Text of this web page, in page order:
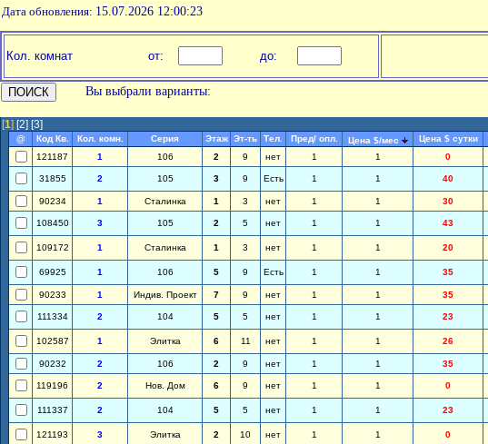
Дата обновления: 15.07.2026 12:00:23
Кол. комнат от: до:
Вы выбрали варианты:
[1] [2] [3]
@ Код Кв. Кол. комн. Серия Этаж Эт-ть Тел. Пред/ опл. Цена $/мес Цена $ сутки
121187
1 106 2 9 нет 1 1 0
31855 2 105 3 9 Есть 1 1 40
90234 1 Сталинка 1 3 нет 1 1 30
108450 3 105 2 5 нет 1 1 43
109172 1 Сталинка 1 3 нет 1 1 20
69925 1 106 5 9 Есть 1 1 35
90233 1 Индив. Проект 7 9 нет 1 1 35
111334 2 104 5 5 нет 1 1 23
102587 1 Элитка 6 11 нет 1 1 26
90232 2 106 2 9 нет 1 1 35
119196 2 Нов. Дом 6 9 нет 1 1 0
111337 2 104 5 5 нет 1 1 23
121193 3 Элитка 2 10 нет 1 1 0